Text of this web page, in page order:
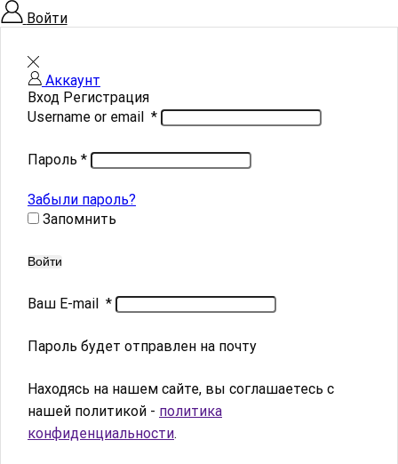
Войти
Аккаунт
Вход Регистрация
Username or email *
Пароль *
Забыли пароль?
Запомнить
Войти
Ваш E-mail *
Пароль будет отправлен на почту
Находясь на нашем сайте, вы соглашаетесь с
нашей политикой - политика
конфиденциальности.